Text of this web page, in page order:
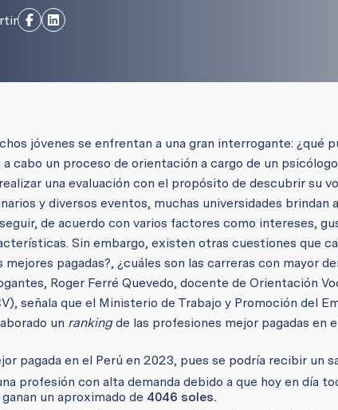
jóvenes se enfrentan a una gran interrogante: ¿qué
cabo un proceso de orientación a cargo de un
una evaluación con el propósito de descubrir su
y diversos eventos, muchas universidades brindan
de acuerdo con varios factores como intereses,
Sin embargo, existen otras cuestiones que
pagadas?, ¿cuáles son las carreras con mayor
Roger Ferré Quevedo, docente de Orientación
señala que el Ministerio de Trabajo y Promoción del
un rankingde las profesiones mejor pagadas en
pagada en el Perú en 2023, pues se podría recibir un
profesión con alta demanda debido a que hoy en día
un aproximado de 4046 soles.